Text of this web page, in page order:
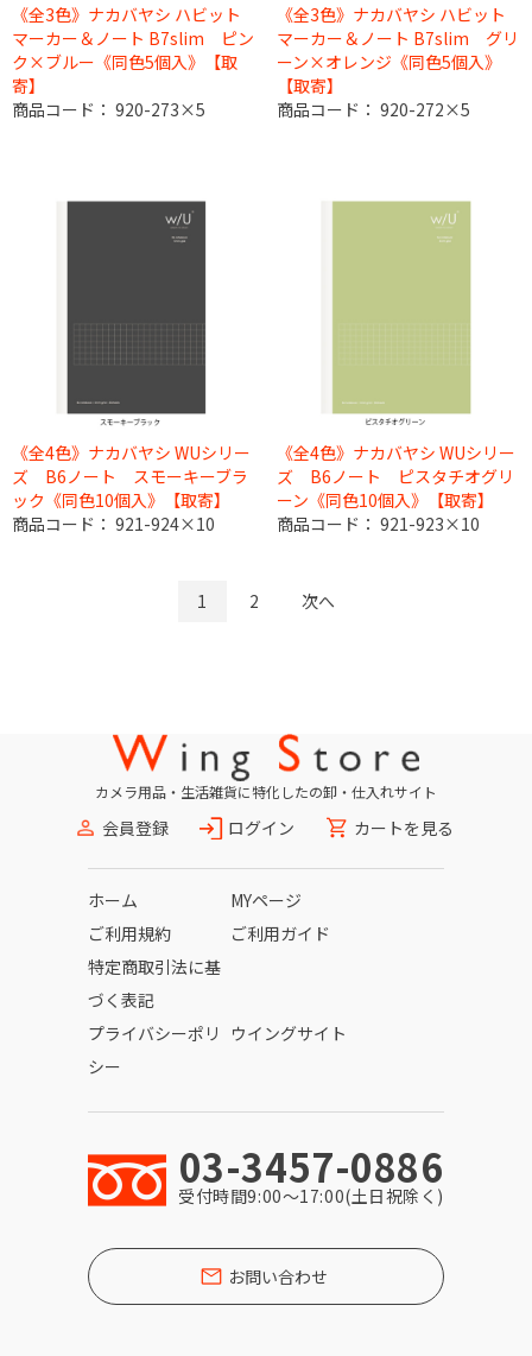
《全3色》ナカバヤシ ハビット
マーカー＆ノート B7slim ピン
ク×ブルー《同色5個入》【取
寄】
商品コード： 920-273×5
《全3色》ナカバヤシ ハビット
マーカー＆ノート B7slim グリ
ーン×オレンジ《同色5個入》
【取寄】
商品コード： 920-272×5
《全4色》ナカバヤシ WUシリー
ズ B6ノート スモーキーブラ
ック《同色10個入》【取寄】
商品コード： 921-924×10
《全4色》ナカバヤシ WUシリー
ズ B6ノート ピスタチオグリ
ーン《同色10個入》【取寄】
商品コード： 921-923×10
1 2 次へ
カメラ用品・生活雑貨に特化したの卸・仕入れサイト
会員登録 ログイン カートを見る
03-3457-0886
受付時間9:00〜17:00(土日祝除く)
お問い合わせ
ホーム
MYページ
ご利用規約
ご利用ガイド
特定商取引法に基
づく表記
プライバシーポリ
シー
ウイングサイト